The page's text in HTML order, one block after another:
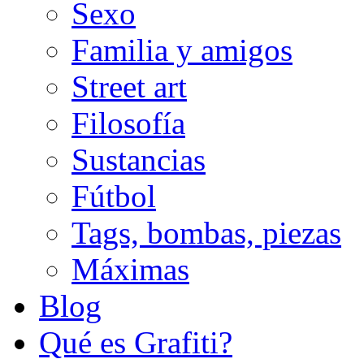
Sexo
Familia y amigos
Street art
Filosofía
Sustancias
Fútbol
Tags, bombas, piezas
Máximas
Blog
Qué es Grafiti?